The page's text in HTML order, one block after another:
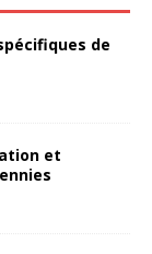
de
et